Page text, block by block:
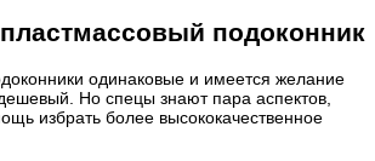
пластмассовый подоконник
одинаковые и имеется желание
Но спецы знают пара аспектов,
избрать более высококачественное